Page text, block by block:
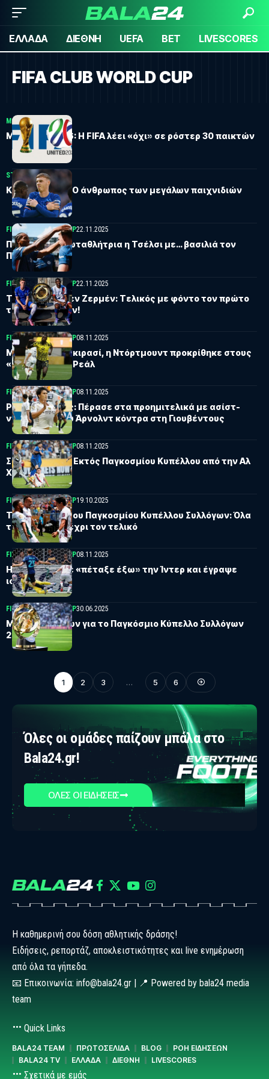
ΕΛΛΑΔΑ ΔΙΕΘΝΗ UEFA BET LIVESCORES
FIFA CLUB WORLD CUP
ΜΟΥΝΤΙΑΛ 05.03.2026
Μουντιάλ 2026: Η FIFA λέει «όχι» σε ρόστερ 30 παικτών
STORIES20.07.2025
Κόουλ Πάλμερ: Ο άνθρωπος των μεγάλων παιχνιδιών
FIFA CLUB WORLD CUP22.11.2025
Παγκόσμια Πρωταθλήτρια η Τσέλσι με… βασιλιά τον
Πάλμερ!
FIFA CLUB WORLD CUP22.11.2025
Τσέλσι–Παρί Σεν Ζερμέν: Τελικός με φόντο τον πρώτο
τίτλο της σεζόν!
FIFA CLUB WORLD CUP08.11.2025
Με οδηγό τον Γκιρασί, η Ντόρτμουντ προκρίθηκε στους
«8» και βλέπει Ρεάλ
FIFA CLUB WORLD CUP08.11.2025
Ρεάλ Μαδρίτης: Πέρασε στα προημιτελικά με ασίστ-
ντεμπούτο του Άρνολντ κόντρα στη Γιουβέντους
FIFA CLUB WORLD CUP08.11.2025
Σοκ για τη Σίτι: Εκτός Παγκοσμίου Κυπέλλου από την Αλ
Χιλάλ!
FIFA CLUB WORLD CUP19.10.2025
Το πανόραμα του Παγκοσμίου Κυπέλλου Συλλόγων: Όλα
τα ζευγάρια μέχρι τον τελικό
FIFA CLUB WORLD CUP08.11.2025
Η Φλουμινένσε «πέταξε έξω» την Ίντερ και έγραψε
ιστορία!
FIFA CLUB WORLD CUP30.06.2025
Μάχη τεσσάρων για το Παγκόσμιο Κύπελλο Συλλόγων
2029!
1 2 3 … 5 6
Όλες οι ομάδες παίζουν μπάλα στο
Bala24.gr!
ΟΛΕΣ ΟΙ ΕΙΔΗΣΕΙΣ
Η καθημερινή σου δόση αθλητικής δράσης!
Ειδήσεις, ρεπορτάζ, αποκλειστικότητες και live ενημέρωση
από όλα τα γήπεδα.
📧 Επικοινωνία: info@bala24.gr | 📍 Powered by bala24 media
team
Quick Links
BALA24 TEAM ΠΡΩΤΟΣΕΛΙΔΑ BLOG
ΡΟΗ ΕΙΔΗΣΕΩΝ
BALA24 TV
ΕΛΛΑΔΑ ΔΙΕΘΝΗ LIVESCORES
Σχετικά με εμάς